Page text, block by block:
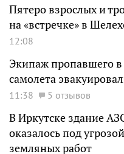
Пятеро взрослых и
на «встречке» в
12:08
Экипаж пропавшего
самолета
11:38 5 отзывов
В Иркутске здание
оказалось под
земляных работ